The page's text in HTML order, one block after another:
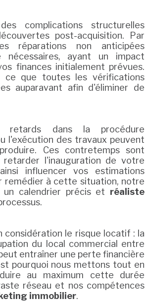
complications structurelles
post-acquisition. Par
réparations non anticipées
nécessaires, ayant un impact
finances initialement prévues.
ce que toutes les vérifications
auparavant afin d'éliminer de
retards dans la procédure
l'exécution des travaux peuvent
Ces contretemps sont
retarder l'inauguration de votre
influencer vos estimations
remédier à cette situation, notre
un calendrier précis et réaliste
considération le risque locatif : la
du local commercial entre
entraîner une perte financière
pourquoi nous mettons tout en
au maximum cette durée
réseau et nos compétences
immobilier.